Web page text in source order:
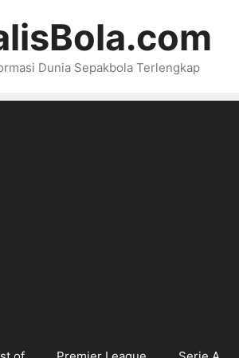
Dunia Sepakbola Terlengkap